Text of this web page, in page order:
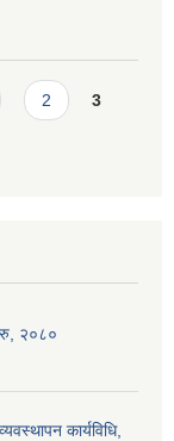
2 3
२०८०
कार्यविधि,